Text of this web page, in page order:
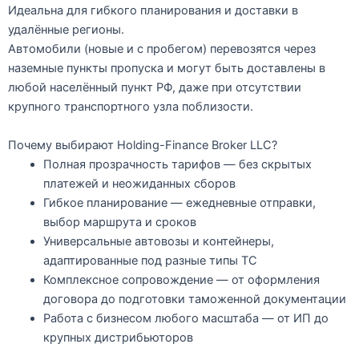
Идеальна для гибкого планирования и доставки в
удалённые регионы.
Автомобили (новые и с пробегом) перевозятся через
наземные пункты пропуска и могут быть доставлены в
любой населённый пункт РФ, даже при отсутствии
крупного транспортного узла поблизости.
Почему выбирают Holding-Finance Broker LLC?
Полная прозрачность тарифов— без скрытых
платежей и неожиданных сборов
Гибкое планирование— ежедневные отправки,
выбор маршрута и сроков
Универсальные автовозы и контейнеры,
адаптированные под разные типы ТС
Комплексное сопровождение— от оформления
договора до подготовки таможенной документации
Работа с бизнесом любого масштаба — от ИП до
крупных дистрибьюторов